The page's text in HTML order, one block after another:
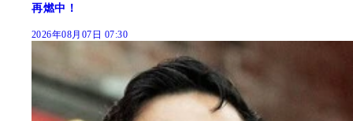
再燃中！
2026年08月07日 07:30